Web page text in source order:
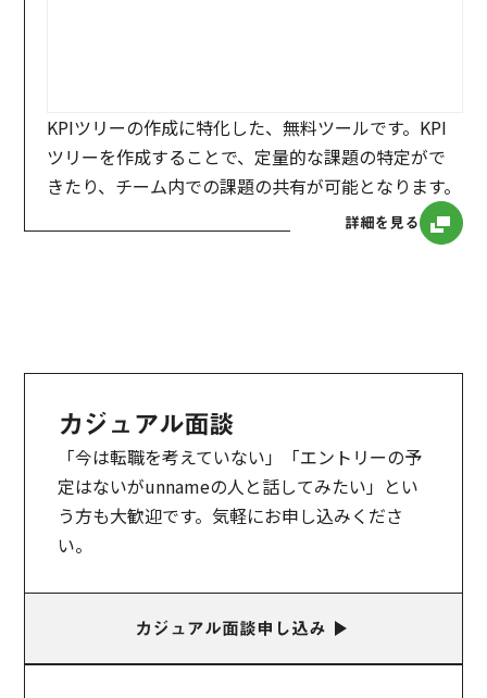
KPIツリーの作成に特化した、無料ツールです。KPI
ツリーを作成することで、定量的な課題の特定がで
きたり、チーム内での課題の共有が可能となります。
詳細を見る
カジュアル面談
「今は転職を考えていない」「エントリーの予
定はないがunnameの人と話してみたい」とい
う方も大歓迎です。気軽にお申し込みくださ
い。
カジュアル面談申し込み play_arrow